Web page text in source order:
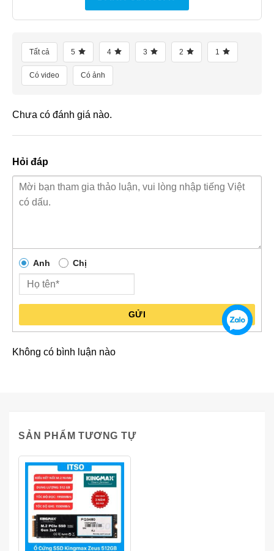
Tất cả 5 4 3 2 1
Có video Có ảnh
Chưa có đánh giá nào.
Hỏi đáp
Anh Chị
GỬI
Không có bình luận nào
SẢN PHẨM TƯƠNG TỰ